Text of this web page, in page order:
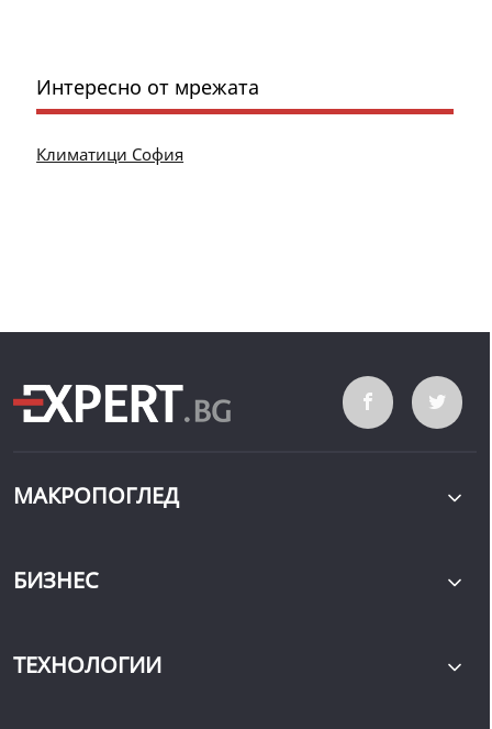
Интересно от мрежата
Климатици София
МАКРОПОГЛЕД
БИЗНЕС
ТЕХНОЛОГИИ